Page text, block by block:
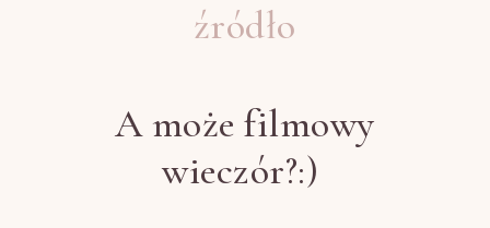
źródło
A może filmowy
wieczór?:)